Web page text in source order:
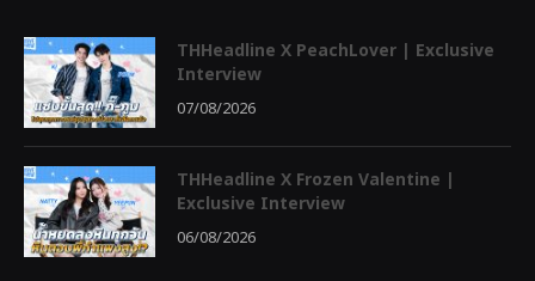
THHeadline X PeachLover | Exclusive
Interview
07/08/2026
THHeadline X Frozen Valentine |
Exclusive Interview
06/08/2026